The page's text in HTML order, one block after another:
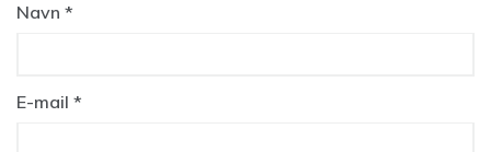
Navn *
E-mail *